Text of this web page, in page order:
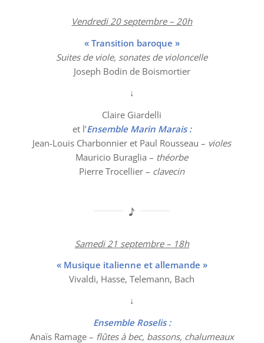
Vendredi 20 septembre – 20h
« Transition baroque »
Suites de viole, sonates de violoncelle
Joseph Bodin de Boismortier
↓
Claire Giardelli
et l’Ensemble Marin Marais :
Jean-Louis Charbonnier et Paul Rousseau – violes
Mauricio Buraglia – théorbe
Pierre Trocellier – clavecin
Samedi 21 septembre – 18h
« Musique italienne et allemande »
Vivaldi, Hasse, Telemann, Bach
↓
Ensemble Roselis :
Anaïs Ramage – flûtes à bec, bassons, chalumeaux